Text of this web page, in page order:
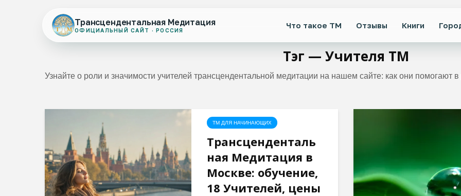
Трансцендентальная Медитация
ОФИЦИАЛЬНЫЙ САЙТ · РОССИЯ
Что такое ТМ Отзывы Книги
Тэг — Учителя ТМ
Узнайте о роли и значимости учителей трансцендентальной медитации на нашем сайте: как они помогают в
ТМ ДЛЯ НАЧИНАЮЩИХ
Трансценденталь
ная Медитация в
Москве: обучение,
18 Учителей, цены